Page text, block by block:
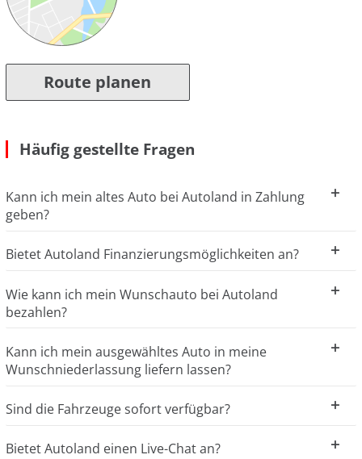
Route planen
Häufig gestellte Fragen
Kann ich mein altes Auto bei Autoland in Zahlung
geben?
Bietet Autoland Finanzierungsmöglichkeiten an?
Wie kann ich mein Wunschauto bei Autoland
bezahlen?
Kann ich mein ausgewähltes Auto in meine
Wunschniederlassung liefern lassen?
Sind die Fahrzeuge sofort verfügbar?
Bietet Autoland einen Live-Chat an?